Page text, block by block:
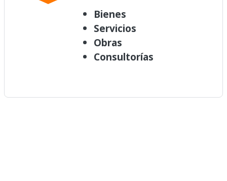
Bienes
Servicios
Obras
Consultorías